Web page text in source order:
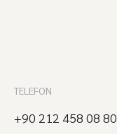
TELEFON
+90 212 458 08 80